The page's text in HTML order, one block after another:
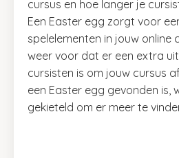
cursus en hoe langer je
Een Easter egg zorgt voor
spelelementen in jouw online
weer voor dat er een extra
cursisten is om jouw cursus
een Easter egg gevonden is,
gekieteld om er meer te